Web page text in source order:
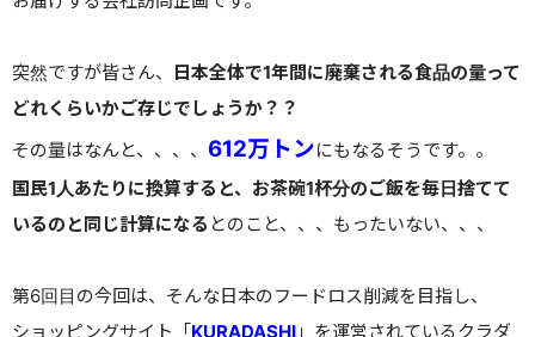
突然ですが皆さん、
日本全体で1年間に廃棄される食品の量って
どれくらいかご存じでしょうか？？
その量はなんと、、、、 612万トンにもなるそうです。。
国民1人あたりに換算すると、お茶碗1杯分のご飯を毎日捨てて
いるのと同じ計算になる とのこと、、、もったいない、、、
第6回目の今回は、そんな日本のフードロス削減を目指し、
ショッピングサイト「KURADASHI 」を運営されているクラダ